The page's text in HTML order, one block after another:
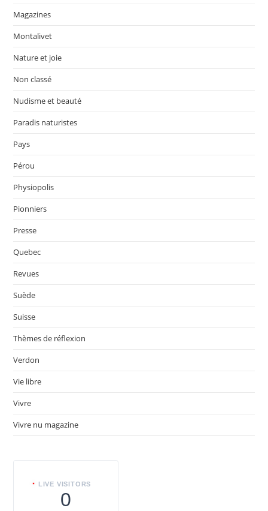
Magazines
Montalivet
Nature et joie
Non classé
Nudisme et beauté
Paradis naturistes
Pays
Pérou
Physiopolis
Pionniers
Presse
Quebec
Revues
Suède
Suisse
Thèmes de réflexion
Verdon
Vie libre
Vivre
Vivre nu magazine
LIVE VISITORS
0